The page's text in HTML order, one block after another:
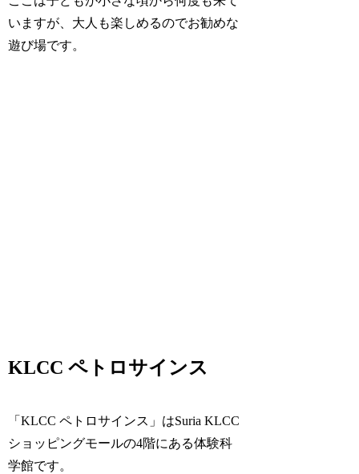
いますが、大人も楽しめるのでお勧めな
遊び場です。
KLCC ペトロサインス
「KLCC ペトロサインス」はSuria KLCC
ショッピングモールの4階にある体験科
学館です。